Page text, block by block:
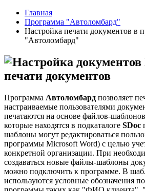
Главная
Программа "Автоломбард"
Настройка печати документов в
"Автоломбард"
печати документов
Программа Автоломбард позволяет
настраиваемые пользователями
печатаются на основе файлов-
которые находятся в подкаталоге SDoc
шаблоны могут редактироваться
программы Microsoft Word) с целью
конкретной организации. При
создаваться новые файлы-шаблоны
можно подключить к программе. В
используются условные обозначения